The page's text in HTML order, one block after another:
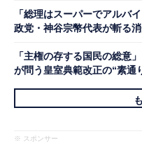
「総理はスーパーでアル
政党・神谷宗幣代表が斬る
「主権の存する国民の総
が問う皇室典範改正の“素通
※ スポンサー